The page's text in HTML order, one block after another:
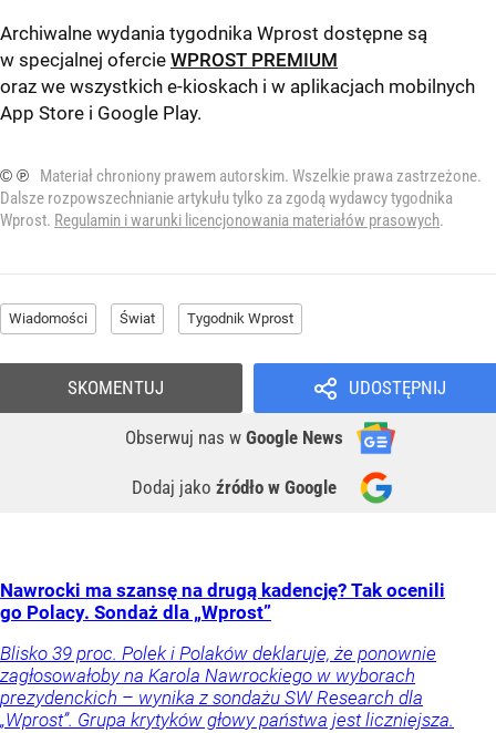
Archiwalne wydania tygodnika Wprost dostępne są
w specjalnej ofercie WPROST PREMIUM
oraz we wszystkich e-kioskach i w aplikacjach mobilnych
App Store i Google Play.
© ℗
Materiał chroniony prawem autorskim. Wszelkie prawa zastrzeżone.
Dalsze rozpowszechnianie artykułu tylko za zgodą wydawcy tygodnika
Wprost. Regulamin i warunki licencjonowania materiałów prasowych.
Wiadomości Świat Tygodnik Wprost
UDOSTĘPNIJ
Obserwuj nas w Google News
Dodaj jako źródło w Google
SKOMENTUJ
Nawrocki ma szansę na drugą kadencję? Tak ocenili
go Polacy. Sondaż dla „Wprost”
Blisko 39 proc. Polek i Polaków deklaruje, że ponownie
zagłosowałoby na Karola Nawrockiego w wyborach
prezydenckich – wynika z sondażu SW Research dla
„Wprost”. Grupa krytyków głowy państwa jest liczniejsza.